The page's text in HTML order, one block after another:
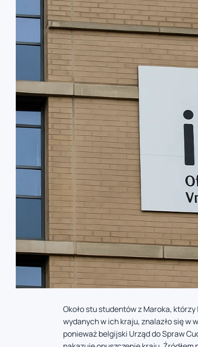
zaobserwuj nas
zaobserwuj nas
Około stu studentów z Maroka,
wydanych w ich kraju, znalazło się w
ponieważ belgijski Urząd do Spraw